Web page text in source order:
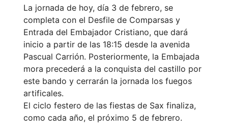
La jornada de hoy, día 3 de febrero, se
completa con el Desfile de Comparsas y
Entrada del Embajador Cristiano, que dará
inicio a partir de las 18:15 desde la avenida
Pascual Carrión. Posteriormente, la Embajada
mora precederá a la conquista del castillo por
este bando y cerrarán la jornada los fuegos
artificales.
El ciclo festero de las fiestas de Sax finaliza,
como cada año, el próximo 5 de febrero.